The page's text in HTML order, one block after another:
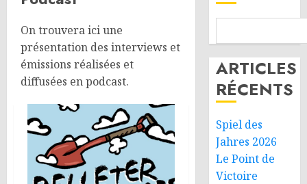
On trouvera ici une
présentation des interviews et
émissions réalisées et
diffusées en podcast.
ARTICLES
RÉCENTS
Spiel des
Jahres 2026
Le Point de
Victoire